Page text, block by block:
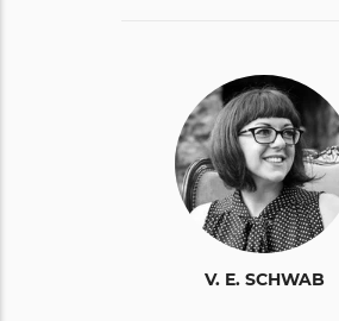
V. E. SCHWAB